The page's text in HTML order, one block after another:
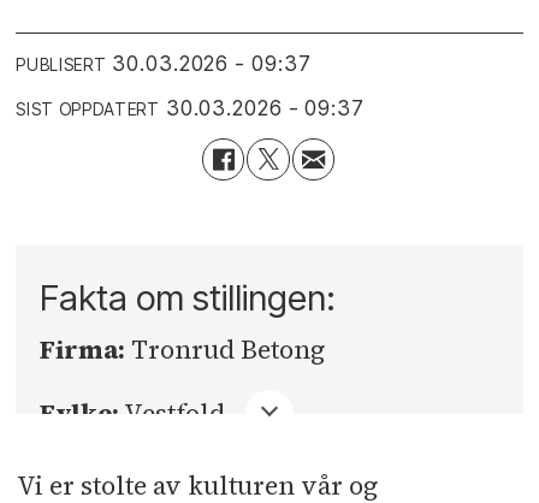
PUBLISERT 30.03.2026 - 09:37
SIST OPPDATERT 30.03.2026 - 09:37
Fakta om stillingen:
Firma: Tronrud Betong
Fylke: Vestfold
Sted:Sande i Vestfold
Vi er stolte av kulturen vår og